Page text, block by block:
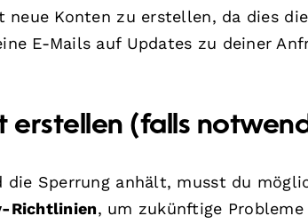
neue Konten zu erstellen, da dies
E-Mails auf Updates zu deiner
(falls
Sperrung anhält, musst du
Richtlinien, um zukünftige Probleme